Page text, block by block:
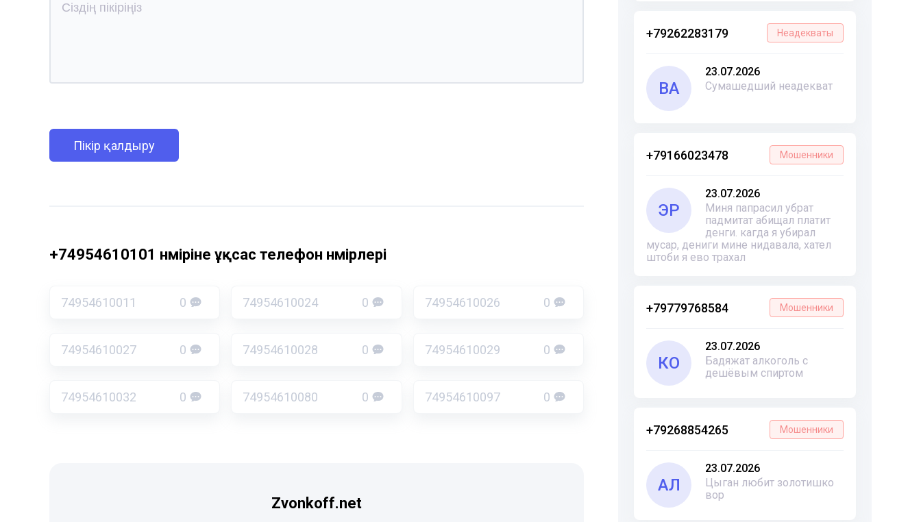
+79262283179 Неадекваты
ВА
23.07.2026
Сумашедший неадекват
+79166023478 Мошенники
ЭР
23.07.2026
Миня папрасил убрат
падмитат абищал платит
денги. кагда я убирал
мусар, дениги мине нидавала, хател
штоби я ево трахал
+79779768584 Мошенники
КО
23.07.2026
Бадяжат алкоголь с
дешёвым спиртом
+79268854265 Мошенники
АЛ
23.07.2026
Цыган любит золотишко
вор
Пікір қалдыру
+74954610101 нөміріне ұқсас телефон нөмірлері
74954610011 0 74954610024 0 74954610026 0
74954610027 0 74954610028 0 74954610029 0
74954610032 0 74954610080 0 74954610097 0
Zvonkoff.net